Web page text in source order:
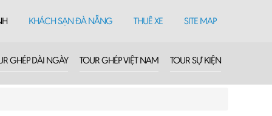
KHÁCH SẠN ĐÀ NẴNG THUÊ XE SITE MAP
GHÉP DÀI NGÀY TOUR GHÉP VIỆT NAM TOUR SỰ KIỆN